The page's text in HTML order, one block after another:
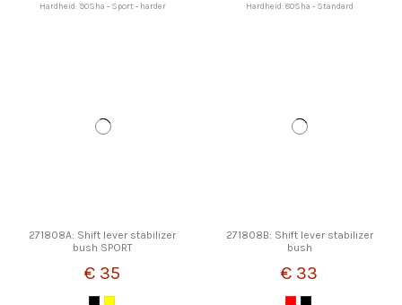
Hardheid: 90Sha - Sport - harder Hardheid: 80Sha - Standard
271808A: Shift lever stabilizer
bush SPORT
€ 35
271808B: Shift lever stabilizer
bush
€ 33